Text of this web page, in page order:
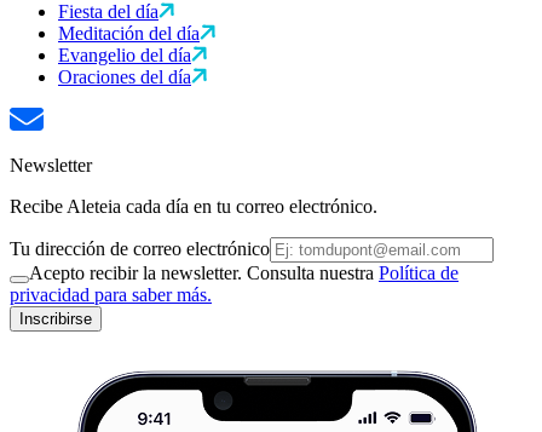
Fiesta del día
Meditación del día
Evangelio del día
Oraciones del día
Newsletter
Recibe Aleteia cada día en tu correo electrónico.
Tu dirección de correo electrónico
Acepto recibir la newsletter. Consulta nuestra Política de
privacidad para saber más.
Inscribirse